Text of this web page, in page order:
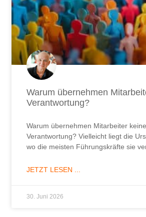
Warum übernehmen
Verantwortung?
Warum übernehmen Mitarbeiter keine
Verantwortung? Vielleicht liegt die
wo die meisten Führungskräfte sie
JETZT LESEN ...
30. Juni 2026